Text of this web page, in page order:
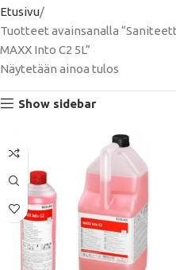
Etusivu
Tuotteet avainsanalla
MAXX Into C2 5L”
Näytetään ainoa tulos
Show sidebar